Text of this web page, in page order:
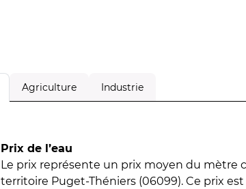
Agriculture Industrie
Prix de l’eau
Le prix représente un prix moyen du mètre
territoire Puget-Théniers (06099). Ce prix